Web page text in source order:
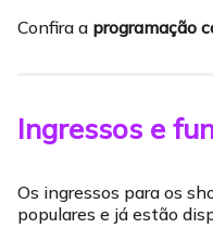
Confira a programação
Ingressos e
Os ingressos para os
populares e já estão